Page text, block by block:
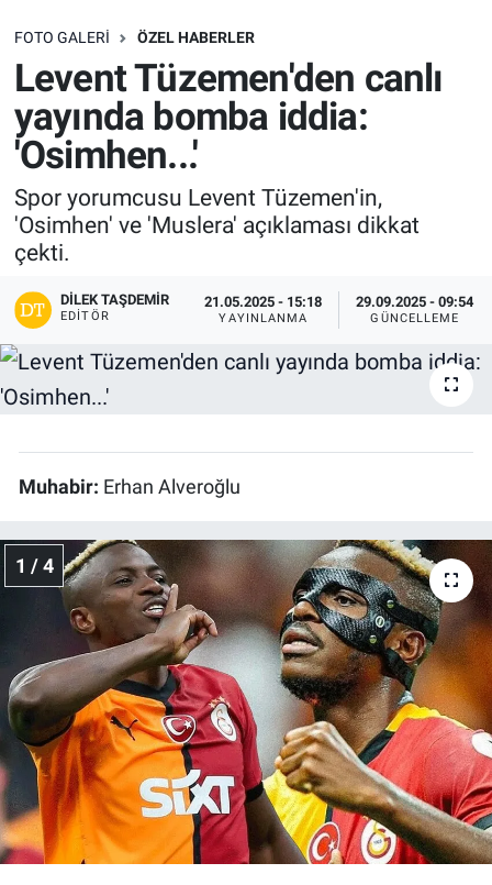
FOTO GALERI ÖZEL HABERLER
Levent Tüzemen'den canlı
yayında bomba iddia:
'Osimhen...'
Spor yorumcusu Levent Tüzemen'in,
'Osimhen' ve 'Muslera' açıklaması dikkat
çekti.
DILEK TAŞDEMIR
EDITÖR
21.05.2025 - 15:18
YAYINLANMA
29.09.2025 - 09:54
GÜNCELLEME
Muhabir: Erhan Alveroğlu
1 / 4
SAĞLIK
EKONOMİ
EĞİTİM
ÖZEL HABER
Keşfet
ASTROLOJİ
MANŞET
İLAN
Bize ulaşın
İletişim/Künye
Yaşam
Gözden Kaçmasın
İletişim (Künye)